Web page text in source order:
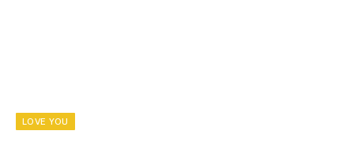
LOVE YOU